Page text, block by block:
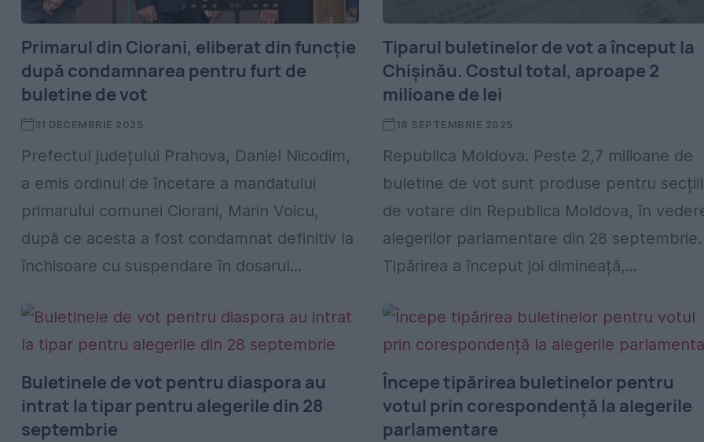
Primarul din Ciorani, eliberat din funcție
după condamnarea pentru furt de
buletine de vot
31 DECEMBRIE 2025
Prefectul județului Prahova, Daniel Nicodim,
a emis ordinul de încetare a mandatului
primarului comunei Ciorani, Marin Voicu,
după ce acesta a fost condamnat definitiv la
închisoare cu suspendare în dosarul...
Tiparul buletinelor de vot a început la
Chișinău. Costul total, aproape 2
milioane de lei
18 SEPTEMBRIE 2025
Republica Moldova. Peste 2,7 milioane de
buletine de vot sunt produse pentru
de votare din Republica Moldova, în
alegerilor parlamentare din 28 septembrie.
Tipărirea a început joi dimineață,...
Buletinele de vot pentru diaspora au
intrat la tipar pentru alegerile din 28
septembrie
Începe tipărirea buletinelor pentru
votul prin corespondență la alegerile
parlamentare